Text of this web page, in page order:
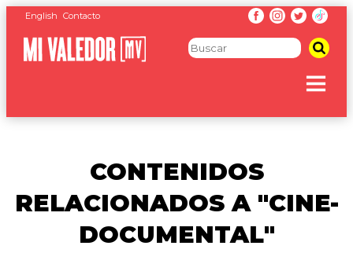
English Contacto
CONTENIDOS
RELACIONADOS A "CINE-
DOCUMENTAL"